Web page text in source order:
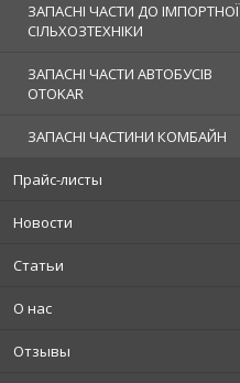
ЗАПАСНІ ЧАСТИ ДО ІМПОРТНОЇ
СІЛЬХОЗТЕХНІКИ
ЗАПАСНІ ЧАСТИ АВТОБУСІВ
OTOKAR
ЗАПАСНІ ЧАСТИНИ КОМБАЙН
Прайс-листы
Новости
Статьи
О нас
Отзывы